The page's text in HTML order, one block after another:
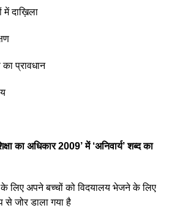
में दाख़िला
प्रावधान
का अधिकार 2009’ में ‘अनिवार्य’ शब्द का
लिए अपने बच्चों को विदयालय भेजने के लिए
से जोर डाला गया है